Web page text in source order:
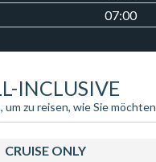
07:00
INCLUSIVE
um zu reisen, wie Sie möchten
CRUISE ONLY